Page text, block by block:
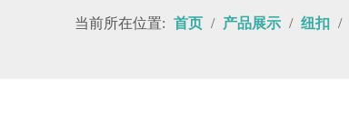
当前所在位置: 首页 / 产品展示 / 纽扣 /